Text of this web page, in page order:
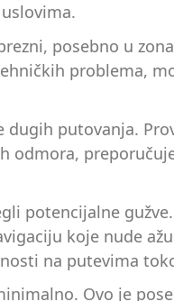
posebno u
problema,
dugih putovanja.
odmora,
potencijalne
koje nude
na putevima
Ovo je